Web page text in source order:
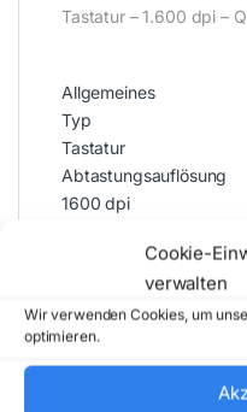
Cookie-
verwalten
Wir verwenden Cookies, um
optimieren.
Tastatur – 1.600 dpi –
Allgemeines
Typ
Tastatur
Abtastungsauflösung
1600 dpi
Kabellänge
10 m
Tastaturlayout
QWERTZ